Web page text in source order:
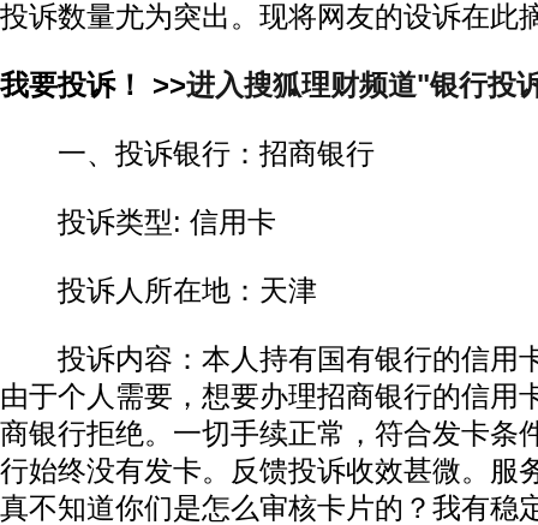
投诉数量尤为突出。现将网友的设诉在此
我要投诉！ >>进入搜狐理财频道"银行投
一、投诉银行：招商银行
投诉类型: 信用卡
投诉人所在地：天津
投诉内容：本人持有国有银行的信用
由于个人需要，想要办理招商银行的信用
商银行拒绝。一切手续正常，符合发卡条
行始终没有发卡。反馈投诉收效甚微。服
真不知道你们是怎么审核卡片的？我有稳